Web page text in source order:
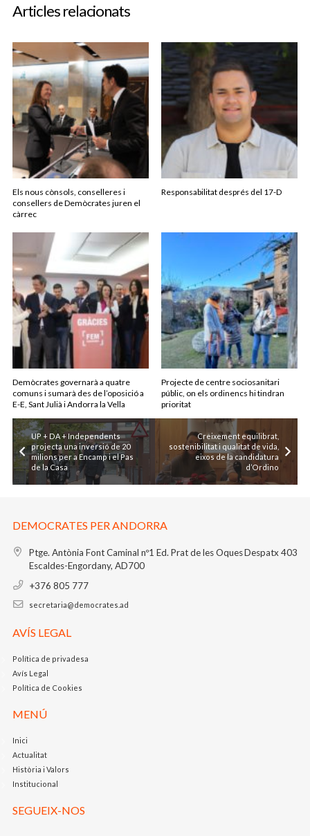
Articles relacionats
Els nous cònsols, conselleres i
consellers de Demòcrates juren el
càrrec
Responsabilitat després del 17-D
Demòcrates governarà a quatre
comuns i sumarà des de l’oposició a
E-E, Sant Julià i Andorra la Vella
Projecte de centre sociosanitari
públic, on els ordinencs hi tindran
prioritat
UP + DA + Independents
projecta una inversió de 20
milions per a Encamp i el Pas
de la Casa
Creixement equilibrat,
sostenibilitat i qualitat de vida,
eixos de la candidatura
d’Ordino
DEMOCRATES PER ANDORRA
Ptge. Antònia Font Caminal nº1 Ed. Prat de les OquesDespatx 403
Escaldes-Engordany, AD700
+376 805 777
secretaria@democrates.ad
AVÍS LEGAL
Política de privadesa
Avís Legal
Política de Cookies
MENÚ
Inici
Actualitat
Història i Valors
Institucional
SEGUEIX-NOS